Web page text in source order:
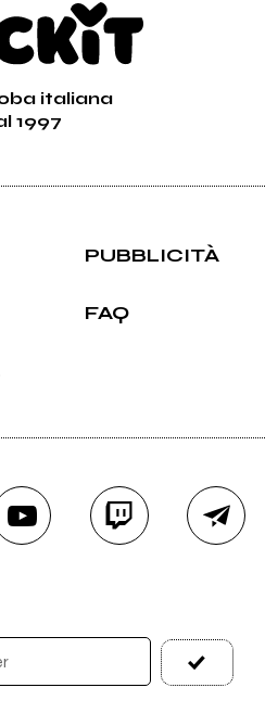
italiana
1997
PUBBLICITÀ
FAQ